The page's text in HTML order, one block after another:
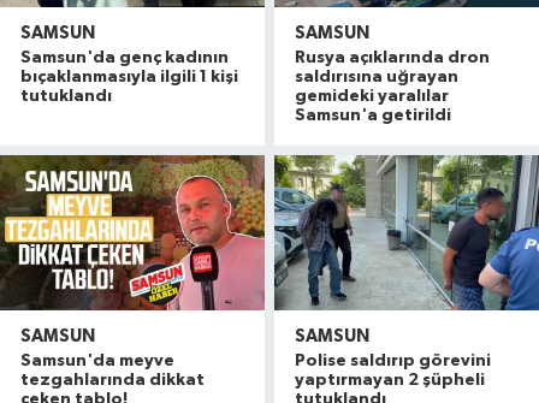
SAMSUN
Samsun'da genç kadının
bıçaklanmasıyla ilgili 1 kişi
tutuklandı
SAMSUN
Rusya açıklarında dron
saldırısına uğrayan
gemideki yaralılar
Samsun'a getirildi
SAMSUN
Samsun'da meyve
tezgahlarında dikkat
çeken tablo!
SAMSUN
Polise saldırıp görevini
yaptırmayan 2 şüpheli
tutuklandı